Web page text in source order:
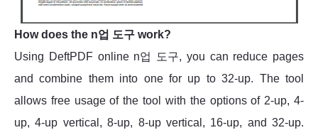
How does the n업 도구 work?
Using DeftPDF online n업 도구, you can reduce pages
and combine them into one for up to 32-up. The tool
allows free usage of the tool with the options of 2-up, 4-
up, 4-up vertical, 8-up, 8-up vertical, 16-up, and 32-up.